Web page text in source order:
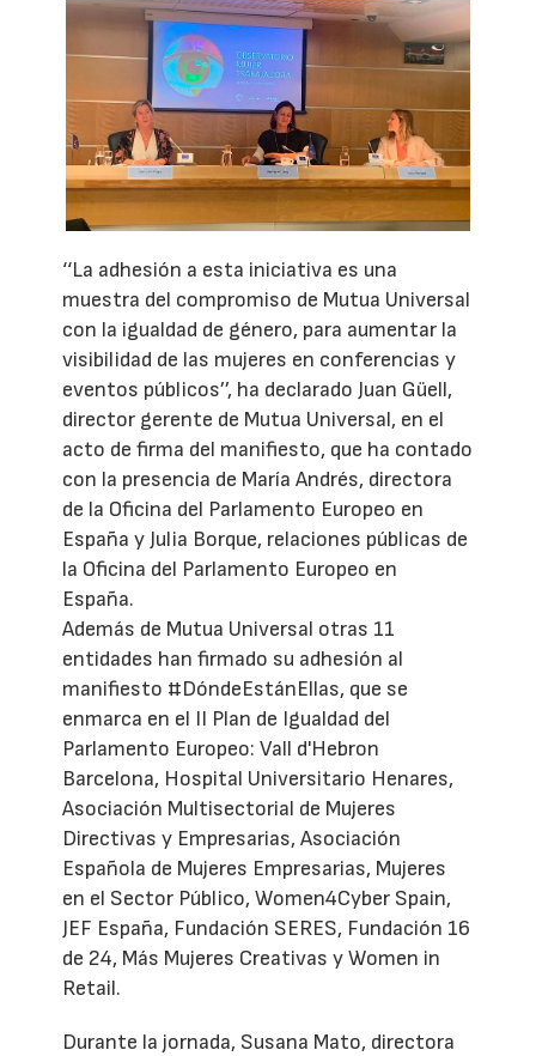
‘‘La adhesión a esta iniciativa es una
muestra del compromiso de Mutua Universal
con la igualdad de género, para aumentar la
visibilidad de las mujeres en conferencias y
eventos públicos’’, ha declarado Juan Güell,
director gerente de Mutua Universal, en el
acto de firma del manifiesto, que ha contado
con la presencia de María Andrés, directora
de la Oficina del Parlamento Europeo en
España y Julia Borque, relaciones públicas de
la Oficina del Parlamento Europeo en
España.
Además de Mutua Universal otras 11
entidades han firmado su adhesión al
manifiesto #DóndeEstánEllas, que se
enmarca en el II Plan de Igualdad del
Parlamento Europeo: Vall d'Hebron
Barcelona, Hospital Universitario Henares,
Asociación Multisectorial de Mujeres
Directivas y Empresarias, Asociación
Española de Mujeres Empresarias, Mujeres
en el Sector Público, Women4Cyber Spain,
JEF España, Fundación SERES, Fundación 16
de 24, Más Mujeres Creativas y Women in
Retail.
Durante la jornada, Susana Mato, directora